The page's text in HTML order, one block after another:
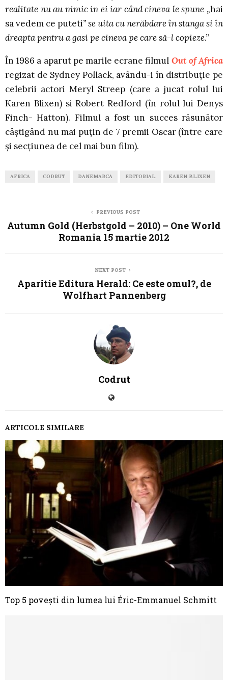
realitate nu au nimic in ei iar când cineva le spune „hai
sa vedem ce puteti” se uita cu nerăbdare în stanga si în
dreapta pentru a gasi pe cineva pe care să-l copieze.”
În 1986 a aparut pe marile ecrane filmul Out of Africa
regizat de Sydney Pollack, avându-i în distribuţie pe
celebrii actori Meryl Streep (care a jucat rolul lui
Karen Blixen) si Robert Redford (în rolul lui Denys
Finch- Hatton). Filmul a fost un succes răsunător
câştigând nu mai puţin de 7 premii Oscar (între care
şi secţiunea de cel mai bun film).
AFRICA CODRUT DANEMARCA EDITORIAL KAREN BLIXEN
PREVIOUS POST
Autumn Gold (Herbstgold – 2010) – One World
Romania 15 martie 2012
NEXT POST
Aparitie Editura Herald: Ce este omul?, de
Wolfhart Pannenberg
Codrut
ARTICOLE SIMILARE
Top 5 poveşti din lumea lui Éric-Emmanuel Schmitt